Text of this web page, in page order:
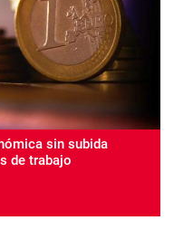
sin subida
de trabajo